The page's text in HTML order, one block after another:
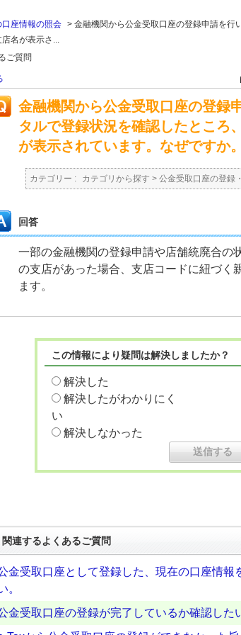
口座情報の照会 > 金融機関から公金受取口座の登録申請を行
名が表示さ...
ご質問
金融機関から公金受取口座の登録
タルで登録状況を確認したところ
が表示されています。なぜですか。
カテゴリー : カテゴリから探す > 公金受取口座の登録
回答
一部の金融機関の登録申請や店舗統廃合の
の支店があった場合、支店コードに紐づく
ます。
この情報により疑問は解決しましたか？
解決した
解決したがわかりにく
い
解決しなかった
関連するよくあるご質問
金受取口座として登録した、現在の口座情報
。
金受取口座の登録が完了しているか確認した